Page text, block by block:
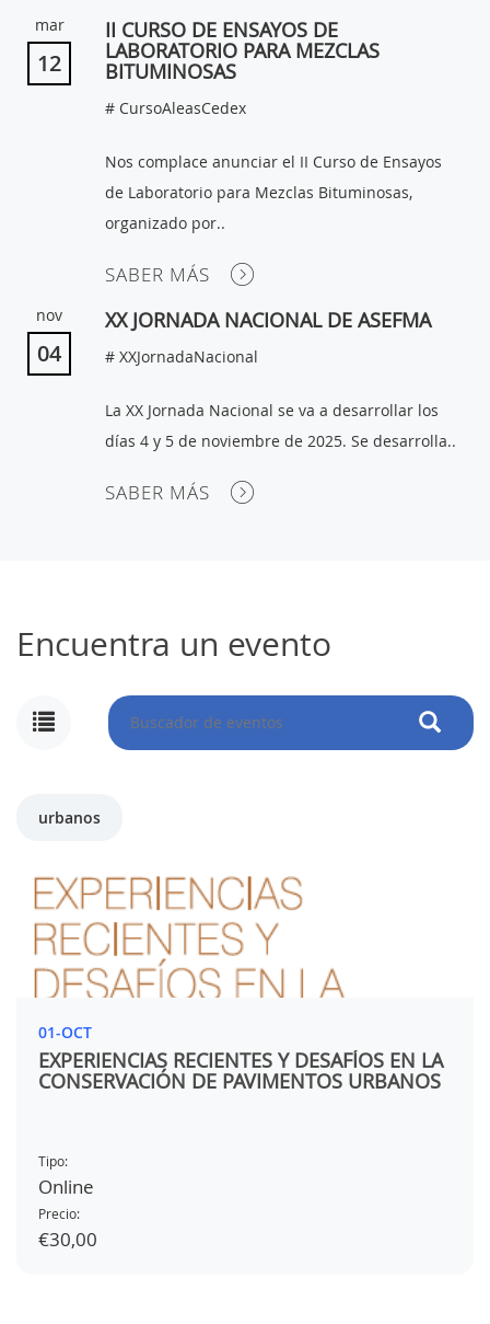
mar
12
II CURSO DE ENSAYOS DE
LABORATORIO PARA MEZCLAS
BITUMINOSAS
# CursoAleasCedex
Nos complace anunciar el II Curso de Ensayos
de Laboratorio para Mezclas Bituminosas,
organizado por..
SABER MÁS
nov
04
XX JORNADA NACIONAL DE ASEFMA
# XXJornadaNacional
La XX Jornada Nacional se va a desarrollar los
días 4 y 5 de noviembre de 2025. Se desarrolla..
SABER MÁS
Encuentra un evento
urbanos
01-OCT
EXPERIENCIAS RECIENTES Y DESAFÍOS EN LA
CONSERVACIÓN DE PAVIMENTOS URBANOS
Tipo:
Online
Precio:
€30,00